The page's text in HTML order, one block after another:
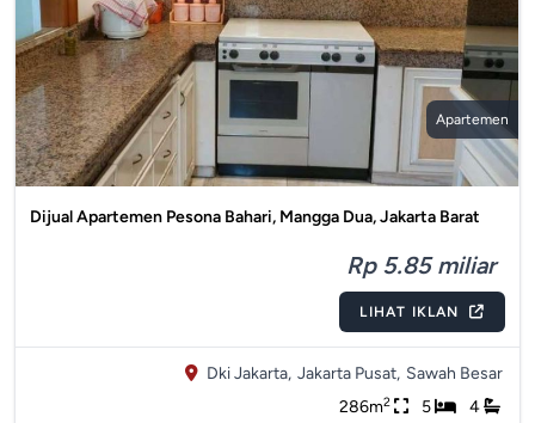
Apartemen
Dijual Apartemen Pesona Bahari, Mangga Dua, Jakarta Barat
Rp 5.85 miliar
LIHAT IKLAN
Dki Jakarta, Jakarta Pusat, Sawah Besar
286m2 5 4